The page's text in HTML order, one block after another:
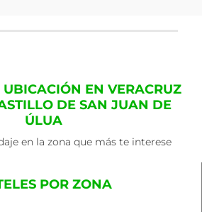
UBICACIÓN EN VERACRUZ
DE SAN JUAN DE
ÚLUA
en la zona que más te interese
POR ZONA